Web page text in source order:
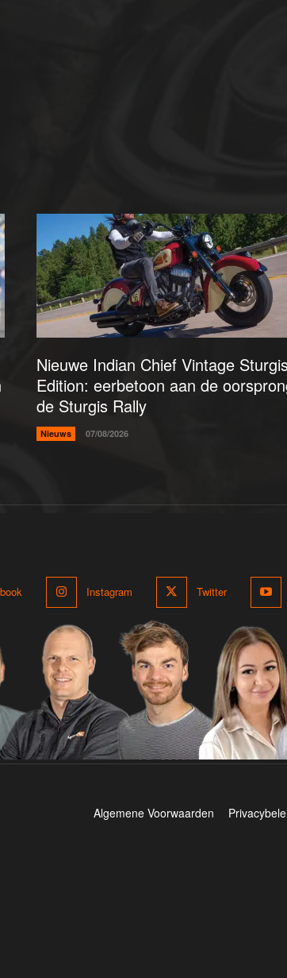
Nieuwe Indian Chief Vintage
Edition: eerbetoon aan de
de Sturgis Rally
Nieuws 07/08/2026
Instagram Twitter
Algemene Voorwaarden